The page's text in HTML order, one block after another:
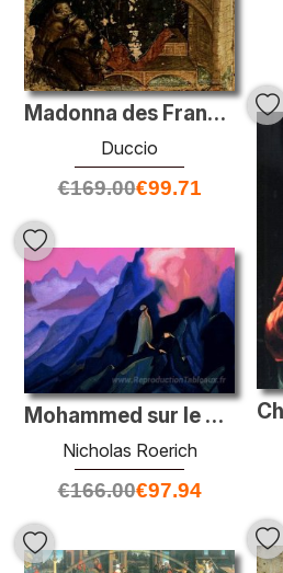
Madonna des Franciscains
Duccio
€169.00€99.71
Mohammed sur le mont Hira
Nicholas Roerich
€166.00€97.94